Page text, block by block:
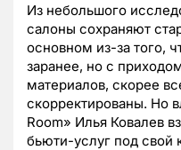
Из небольшого
салоны сохраняют
основном из-за того,
заранее, но с
материалов, скорее
скорректированы. Но
Room» Илья Ковалев
бьюти-услуг под свой